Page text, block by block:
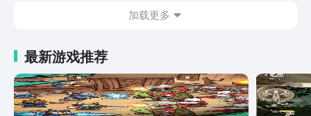
加载更多
最新游戏推荐